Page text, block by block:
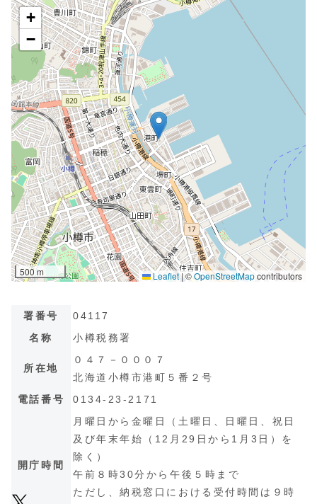
署番号
04117
名称
小樽税務署
所在地
０４７－０００７
北海道小樽市港町５番２号
電話番号
0134-23-2171
開庁時間
月曜日から金曜日（土曜日、日曜日、祝日
及び年末年始（12月29日から1月3日）を
除く）
午前８時30分から午後５時まで
ただし、納税窓口における受付時間は９時